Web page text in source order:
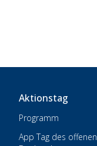
Aktionstag
Programm
App Tag des offenen